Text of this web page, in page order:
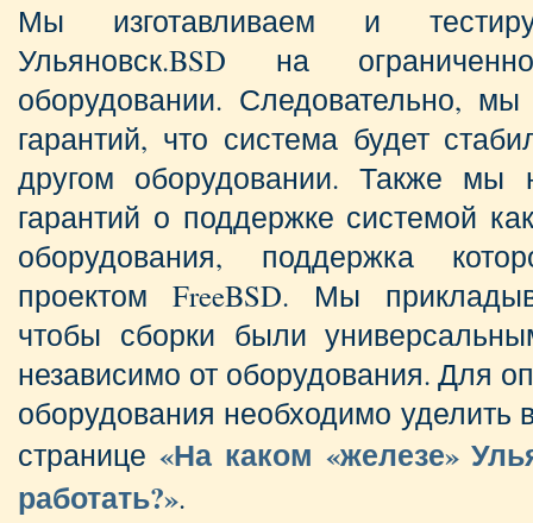
Мы изготавливаем и
Ульяновск.BSD на
оборудовании. Следовательно,
гарантий, что система будет
другом оборудовании. Также мы
гарантий о поддержке системой
оборудования, поддержка
проектом FreeBSD. Мы
чтобы сборки были
независимо от оборудования. Для
оборудования необходимо
странице «На каком «железе»
работать?».